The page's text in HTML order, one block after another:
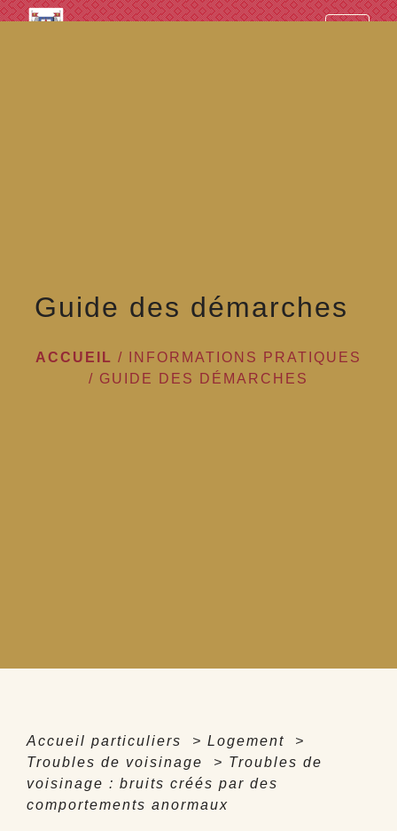
googled7e4d5fb082cc1df.html
Guide des démarches
ACCUEIL /
INFORMATIONS PRATIQUES
/ GUIDE DES DÉMARCHES
Accueil particuliers > Logement
>
Troubles de voisinage
> Troubles de
voisinage : bruits créés par des
comportements anormaux